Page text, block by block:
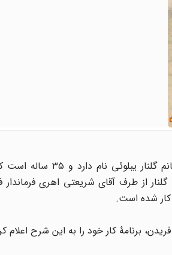
برای اولین بار در ایران زنی از طرف وزارت کشور به عنوان
از طرف آقای شریعتی اهری فرماندار
برنامۀ کار خود را به این شرح اعلام